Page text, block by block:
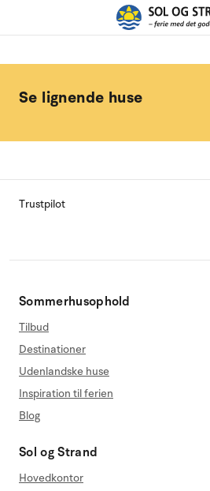
Se lignende huse
Trustpilot
Sommerhusophold
Tilbud
Destinationer
Udenlandske huse
Inspiration til ferien
Blog
Sol og Strand
Hovedkontor